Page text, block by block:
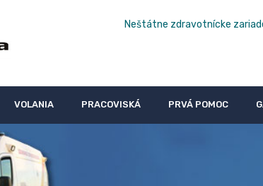
Neštátne zdravotnícke
VOLANIA PRACOVISKÁ PRVÁ POMOC